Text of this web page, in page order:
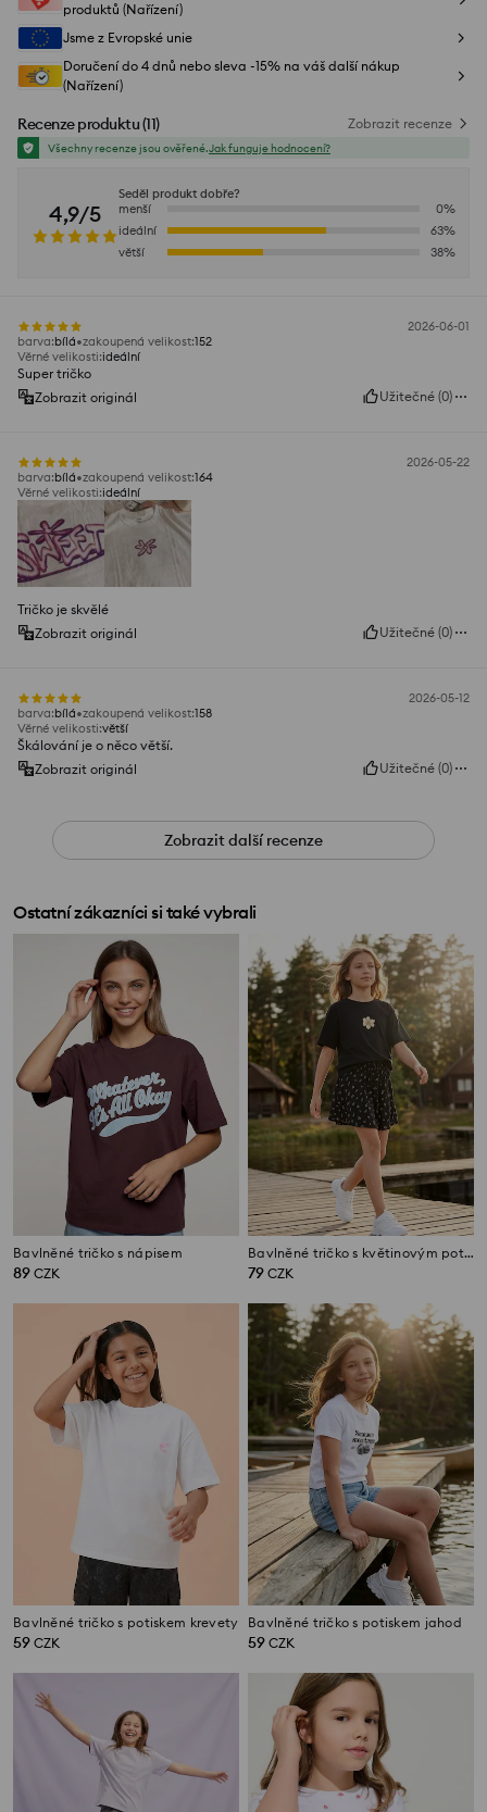
produktů (Nařízení)
Jsme z Evropské unie
Doručení do 4 dnů nebo sleva -15% na váš další nákup
(Nařízení)
Recenze produktu(11) Zobrazit recenze
Všechny recenze jsou ověřené.Jak funguje hodnocení?
4,9/5
Seděl produkt dobře?
menší
0%
ideální
63%
větší
38%
2026-06-01
barva:bílá zakoupená velikost:152
Věrné velikosti:ideální
Super tričko
Zobrazit originál
Užitečné (0)
2026-05-22
barva:bílá zakoupená velikost:164
Věrné velikosti:ideální
Tričko je skvělé
Zobrazit originál
Užitečné (0)
2026-05-12
barva:bílá zakoupená velikost:158
Věrné velikosti:větší
Škálování je o něco větší.
Zobrazit originál
Užitečné (0)
Zobrazit další recenze
Ostatní zákazníci si také vybrali
Bavlněné tričko s nápisem
89 CZK
Bavlněné tričko s květinovým potiskem
79 CZK
Bavlněné tričko s potiskem krevety
59 CZK
Bavlněné tričko s potiskem jahod
59 CZK